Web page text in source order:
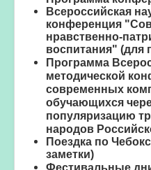
Всероссийская
конференция
нравственно-
воспитания" (для
Программа
методической
современных
обучающихся
популяризацию
народов
Поездка по
заметки)